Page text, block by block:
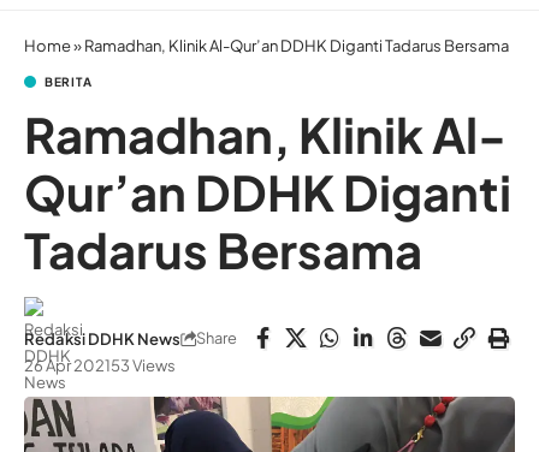
Home»Ramadhan, Klinik Al-Qur’an DDHK Diganti Tadarus Bersama
BERITA
Ramadhan, Klinik Al-
Qur’an DDHK Diganti
Tadarus Bersama
Redaksi DDHK News
26 Apr 202153 Views
Share